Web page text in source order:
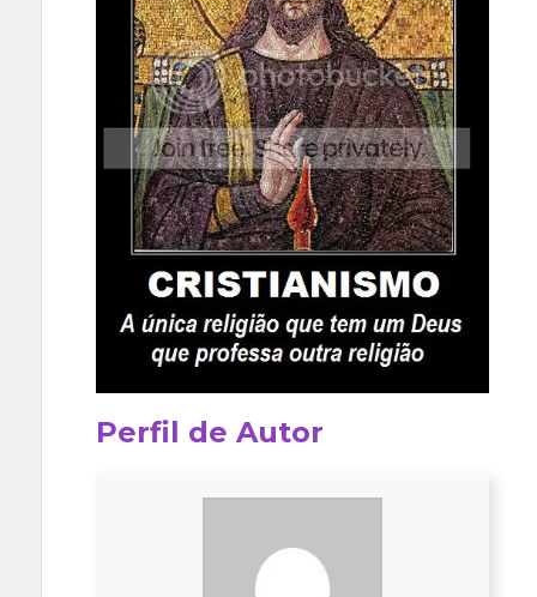
Perfil de Autor